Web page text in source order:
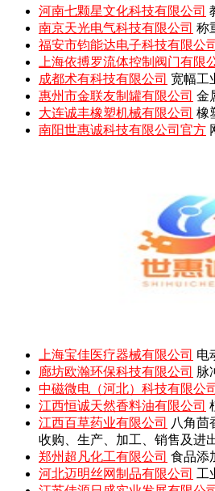
河南七颗星文化科技有限公司
南京天光电气科技有限公司 称
福安市钧能达电子科技有限公司
上海依搏罗流体控制阀门有限
成都术有科技有限公司 宽幅工
惠州市金联友制罐有限公司 金
大连诚丰橡塑机械有限公司 橡
南阳世惠诚科技有限公司官方
上海宝佳医疗器械有限公司 电
廊坊欧瀚环保科技有限公司 脉
中磁微电（河北）科技有限公司
江西恒诚天然香料油有限公司
江西百草药业有限公司
八角茴
收购、生产、加工、销售及进
郑州超凡化工有限公司 食品添
河北迈明丝网制品有限公司 工